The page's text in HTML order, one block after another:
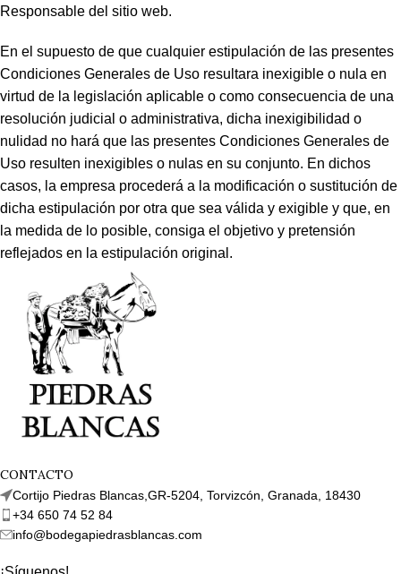
Responsable del sitio web.
En el supuesto de que cualquier estipulación de las presentes
Condiciones Generales de Uso resultara inexigible o nula en
virtud de la legislación aplicable o como consecuencia de una
resolución judicial o administrativa, dicha inexigibilidad o
nulidad no hará que las presentes Condiciones Generales de
Uso resulten inexigibles o nulas en su conjunto. En dichos
casos, la empresa procederá a la modificación o sustitución de
dicha estipulación por otra que sea válida y exigible y que, en
la medida de lo posible, consiga el objetivo y pretensión
reflejados en la estipulación original.
CONTACTO
Cortijo Piedras Blancas,GR-5204, Torvizcón, Granada, 18430
+34 650 74 52 84
info@bodegapiedrasblancas.com